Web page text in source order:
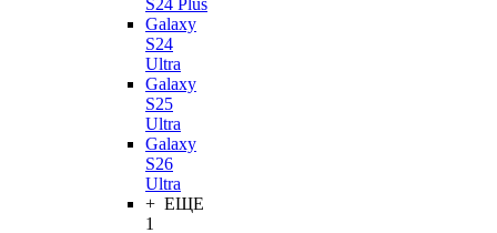
S24 Plus
Galaxy
S24
Ultra
Galaxy
S25
Ultra
Galaxy
S26
Ultra
+ ЕЩЕ
1